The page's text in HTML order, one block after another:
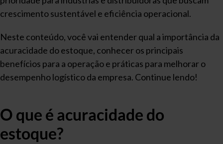
crescimento sustentável e eficiência operacional.
Neste conteúdo, você vai entender qual a importância da
acuracidade do estoque, conhecer os principais
benefícios para a operação e práticas para melhorar o
desempenho logístico da empresa. Continue lendo!
O que é acuracidade do
estoque?